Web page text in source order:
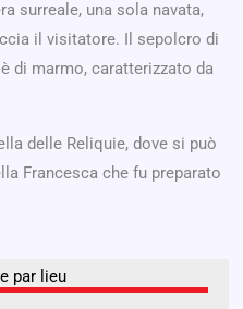
surreale, una sola navata,
il visitatore. Il sepolcro di
di marmo, caratterizzato da
delle Reliquie, dove si può
Francesca che fu preparato
par lieu